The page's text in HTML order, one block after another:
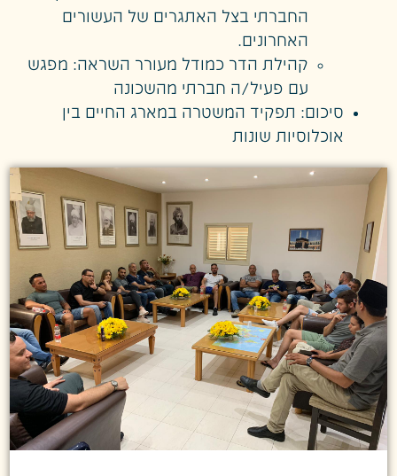
החברתי בצל האתגרים של העשורים
האחרונים.
קהילת הדר כמודל מעורר השראה: מפגש
עם פעיל/ה חברתי מהשכונה
סיכום: תפקיד המשטרה במארג החיים בין
אוכלוסיות שונות